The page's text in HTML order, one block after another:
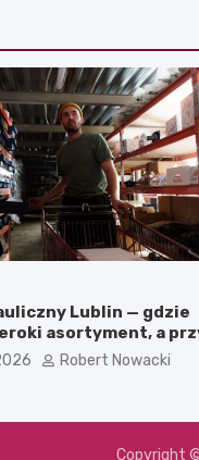
Lublin — gdzie
asortyment, a
Robert Nowacki
Copyright